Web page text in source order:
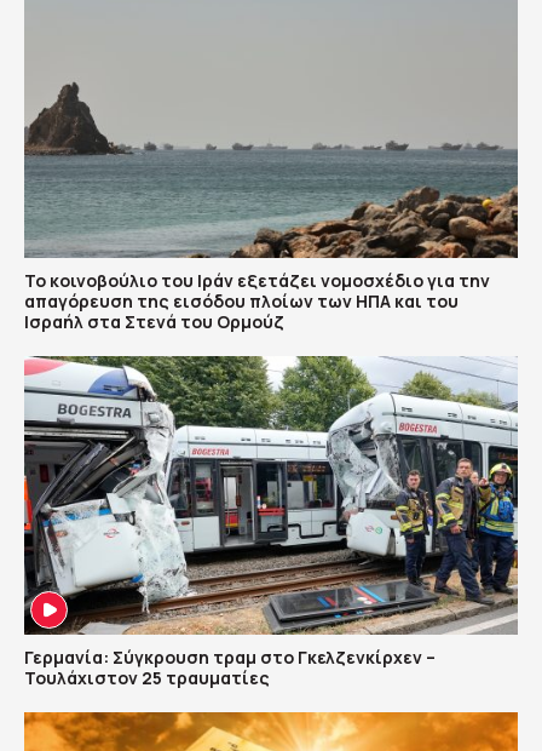
To κοινοβούλιο του Ιράν εξετάζει νομοσχέδιο για την
απαγόρευση της εισόδου πλοίων των ΗΠΑ και του
Ισραήλ στα Στενά του Ορμούζ
Γερμανία: Σύγκρουση τραμ στο Γκελζενκίρχεν –
Τουλάχιστον 25 τραυματίες